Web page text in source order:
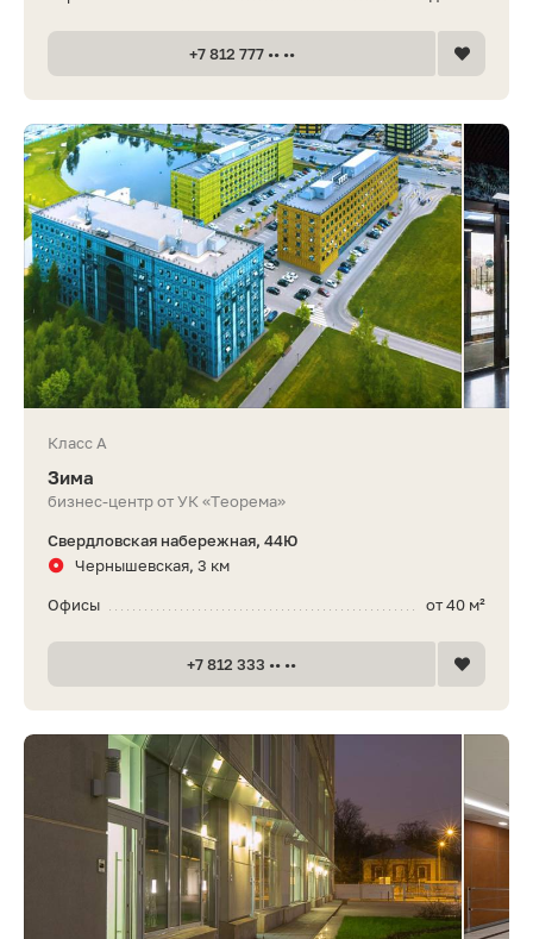
+7 812 777 •• ••
Класс A
Зима
бизнес-центр от УК «Теорема»
Свердловская набережная, 44Ю
Чернышевская, 3 км
от 40 м²
Офисы
+7 812 333 •• ••